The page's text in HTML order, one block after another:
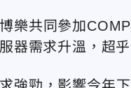
樂共同參加
器需求升溫，超乎